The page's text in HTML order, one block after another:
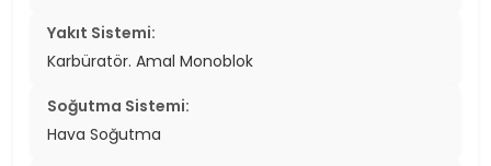
Yakıt Sistemi:
Karbüratör. Amal Monoblok
Soğutma Sistemi:
Hava Soğutma